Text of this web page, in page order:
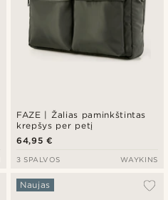
FAZE | Žalias paminkštintas
krepšys per petį
64,95 €
3 SPALVOS WAYKINS
Naujas